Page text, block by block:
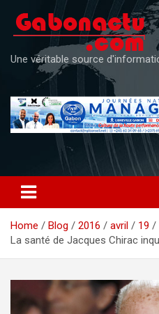
content
Une véritable source
Home Blog 2016 avril
19
La santé de Jacques Chirac